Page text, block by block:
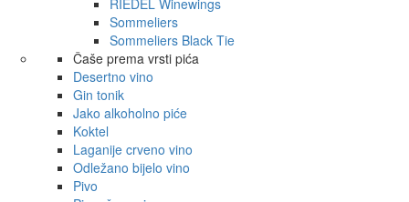
RIEDEL Winewings
Sommeliers
Sommeliers Black Tie
Čaše prema vrsti pića
Desertno vino
Gin tonik
Jako alkoholno piće
Koktel
Laganije crveno vino
Odležano bijelo vino
Pivo